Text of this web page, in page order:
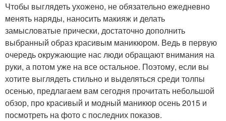
Чтобы выглядеть ухожено, не обязательно ежедневно
менять наряды, наносить макияж и делать
замысловатые прически, достаточно дополнить
выбранный образ красивым маникюром. Ведь в первую
очередь окружающие нас люди обращают внимания на
руки, а потом уже на все остальное. Поэтому, если вы
хотите выглядеть стильно и выделяться среди толпы
осенью, предлагаем вам сегодня прочитать небольшой
обзор, про красивый и модный маникюр осень 2015 и
посмотреть на фото с последних показов.